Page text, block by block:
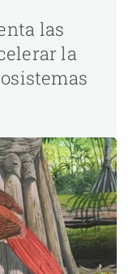
las
la